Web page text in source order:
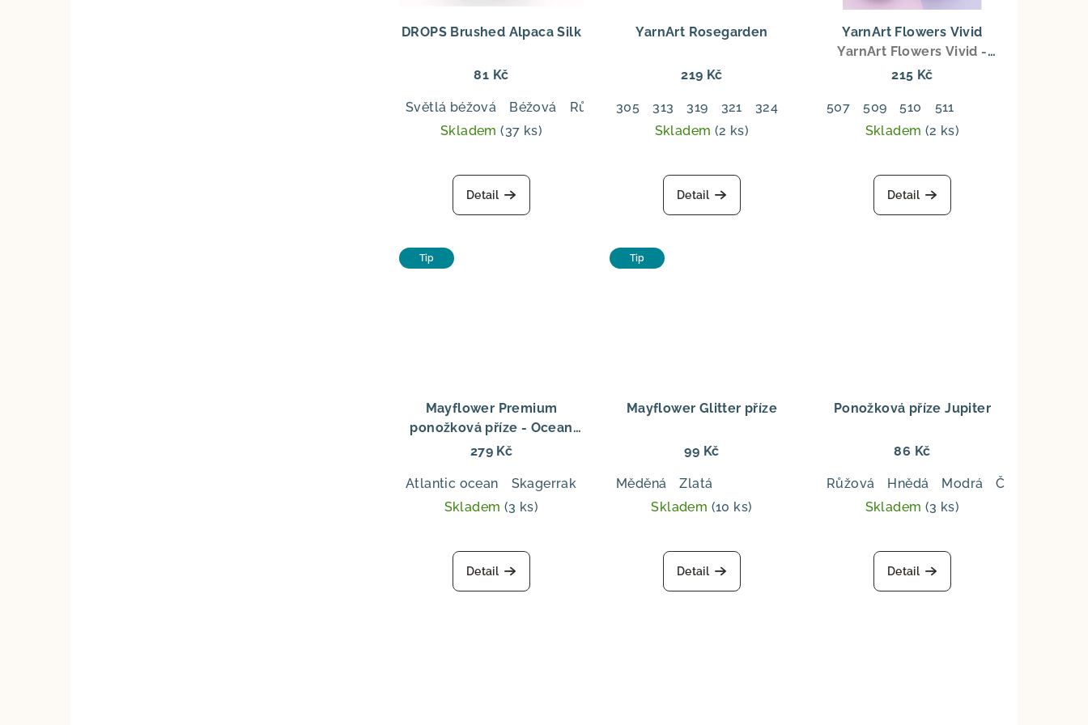
o
u
p
d
ů
DROPS Brushed Alpaca Silk
81 Kč
Světlá béžová Béžová Růžový písek Švestka Ranní opar Zelená šalvěj Mech
Skladem(37 ks)
hodnocení
produktu
je
Detail
YarnArt Rosegarden
219 Kč
305 313 319 321
324
Skladem (2 ks)
Detail
YarnArt Flowers Vivid
YarnArt Flowers Vivid -
Gradientní bavlněná příze
215 Kč
507 509 510
511
Skladem (2 ks)
Detail
Tip
Mayflower Premium
ponožková příze - Ocean
Ocean – odolná ponožková
279 Kč
Atlantic ocean Skagerrak Pacific ocean Indian ocean Baltic sea
Mediterranean
Skladem (3 ks)
Detail
Tip
Mayflower Glitter příze
99 Kč
Měděná
Zlatá
Skladem (10 ks)
Detail
Ponožková příze Jupiter
86 Kč
Růžová Hnědá Modrá Černá
Skladem (3 ks)
Detail